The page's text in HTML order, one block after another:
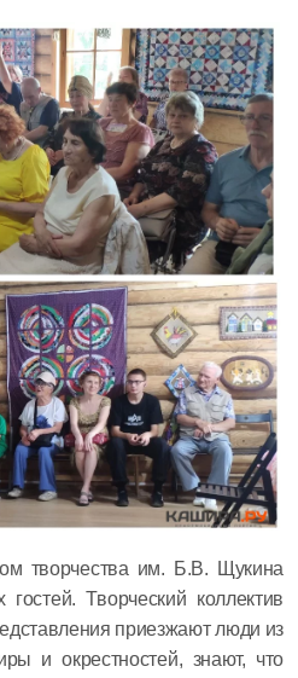
им. Б.В. Щукина
гостей. Творческий коллектив
приезжают люди из
и окрестностей, знают, что